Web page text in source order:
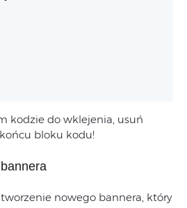
kodzie do wklejenia, usuń
bloku kodu!
nowego bannera, który